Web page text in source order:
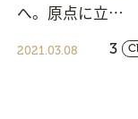
へ。原点に立…
2021.03.08 3